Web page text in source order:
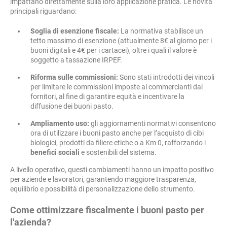
principali riguardano:
Soglia di esenzione fiscale: La normativa stabilisce un
tetto massimo di esenzione (attualmente 8€ al giorno per i
buoni digitali e 4€ per i cartacei), oltre i quali il valore è
soggetto a tassazione IRPEF.
Riforma sulle commissioni: Sono stati introdotti dei vincoli
per limitare le commissioni imposte ai commercianti dai
fornitori, al fine di garantire equità e incentivare la
diffusione dei buoni pasto.
Ampliamento uso: gli aggiornamenti normativi consentono
ora di utilizzare i buoni pasto anche per l’acquisto di cibi
biologici, prodotti da filiere etiche o a Km 0, rafforzando i
benefici sociali e sostenibili del sistema.
A livello operativo, questi cambiamenti hanno un impatto positivo
per aziende e lavoratori, garantendo maggiore trasparenza,
equilibrio e possibilità di personalizzazione dello strumento.
Come ottimizzare fiscalmente i buoni pasto per
l'azienda?